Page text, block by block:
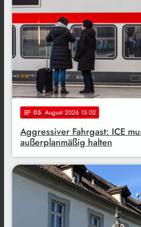
notes 05. August 2026 15:02
Aggressiver Fahrgast: ICE
außerplanmäßig halten